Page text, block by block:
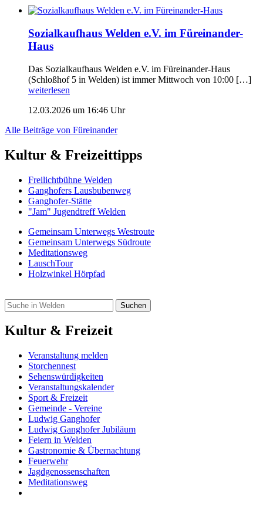
Sozialkaufhaus Welden e.V. im Füreinander-
Haus
Das Sozialkaufhaus Welden e.V. im Füreinander-Haus
(Schloßhof 5 in Welden) ist immer Mittwoch von 10:00 […]
weiterlesen
12.03.2026 um 16:46 Uhr
Alle Beiträge von Füreinander
Kultur & Freizeittipps
Freilicht­bühne Welden
Ganghofers Lausbubenweg
Ganghofer-Stätte
"Jam" Jugendtreff Welden
Gemeinsam Unterwegs Westroute
Gemeinsam Unterwegs Südroute
Meditationsweg
LauschTour
Holzwinkel Hörpfad
Kultur & Freizeit
Veranstaltung melden
Storchennest
Sehenswürdigkeiten
Veranstaltungskalender
Sport & Freizeit
Gemeinde - Vereine
Ludwig Ganghofer
Ludwig Ganghofer Jubiläum
Feiern in Welden
Gastronomie & Übernachtung
Feuerwehr
Jagdgenossenschaften
Meditationsweg